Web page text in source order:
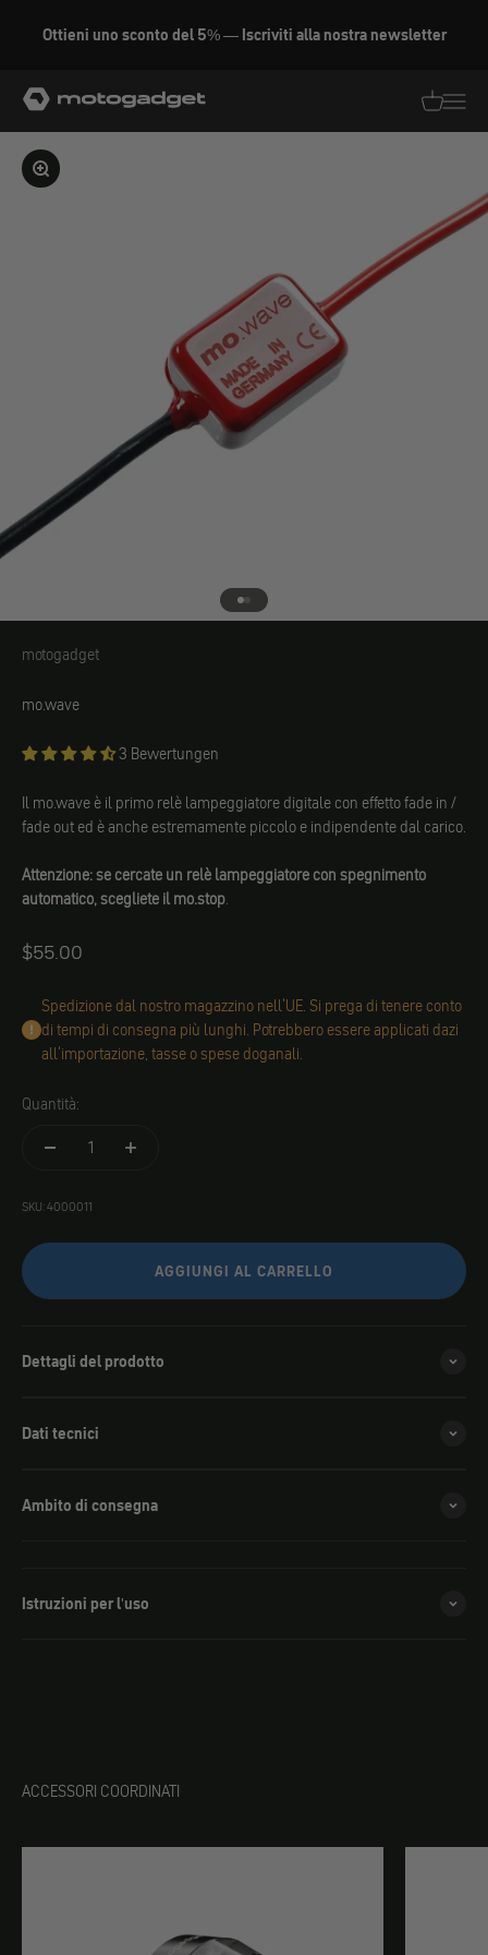
Ottieni uno sconto del 5% — Iscriviti alla nostra newsletter
motogadget GmbH
Ingrandire l'immagine
Vai all'elemento 1
Vai all'elemento 2
motogadget
motogadget
mo.wave
3 Bewertungen
Il mo.wave è il primo relè lampeggiatore digitale con effetto fade in /
fade out ed è anche estremamente piccolo e indipendente dal carico.
Attenzione: se cercate un relè lampeggiatore con spegnimento
automatico, scegliete il mo.stop.
Angebot
$55.00
Spedizione dal nostro magazzino nell'UE. Si prega di tenere conto
di tempi di consegna più lunghi. Potrebbero essere applicati dazi
all'importazione, tasse o spese doganali.
Quantità:
SKU: 4000011
AGGIUNGI AL CARRELLO
Dettagli del prodotto
Dati tecnici
Ambito di consegna
Istruzioni per l'uso
ACCESSORI COORDINATI